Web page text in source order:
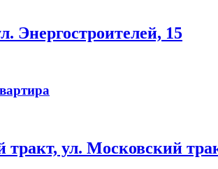
Энергостроителей, 15
тракт, ул. Московский